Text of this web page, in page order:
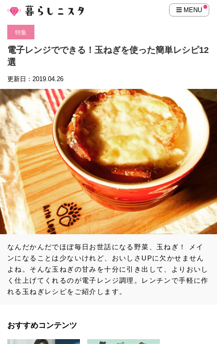
MENU
特集
電子レンジでできる！玉ねぎを使った簡単レシピ12
選
更新日：2019.04.26
なんだかんだでほぼ毎日お世話になる野菜、玉ねぎ！ メイ
ンになることは少ないけれど、おいしさUPに欠かせません
よね。そんな玉ねぎの甘みを十分に引き出して、よりおいし
く仕上げてくれるのが電子レンジ調理。レンチンで手軽に作
れる玉ねぎレシピをご紹介します。
おすすめコンテンツ